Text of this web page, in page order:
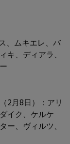
、ムキエレ、バ
キ、ディアラ、
2月8日）：アリ
イク、ケルケ
ー、ヴィルツ、